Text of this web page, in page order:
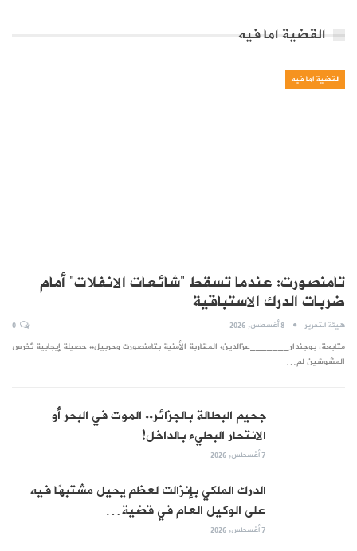
القضية اما فيه
القضية اما فيه
تامنصورت: عندما تسقط “شائعات الانفلات” أمام
ضربات الدرك الاستباقية
هيئة التحرير 8 أغسطس, 2026
متابعة: بوجندار_______عزالدين. المقاربة الأمنية بتامنصورت وحربيل.. حصيلة إيجابية تُخرس
المشوشين لم…
جحيم البطالة بالجزائر.. الموت في البحر أو
الانتحار البطيء بالداخل!
7 أغسطس, 2026
الدرك الملكي بإنزالت لعظم يحيل مشتبهًا فيه
على الوكيل العام في قضية…
7 أغسطس, 2026